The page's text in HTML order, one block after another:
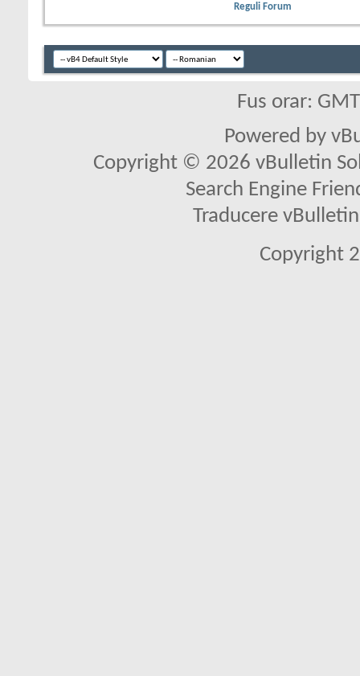
Reguli Forum
Fus orar:
Powered by
Copyright © 2026 vBulletin
Search Engine
Traducere
Copyright